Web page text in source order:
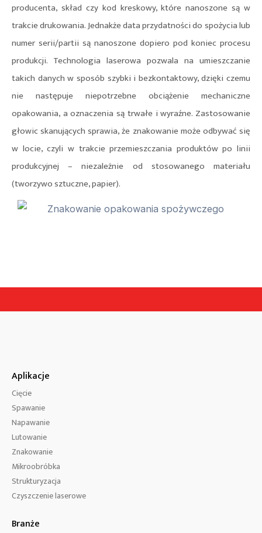
producenta, skład czy kod kreskowy, które nanoszone są w
trakcie drukowania. Jednakże data przydatności do spożycia lub
numer serii/partii są nanoszone dopiero pod koniec procesu
produkcji. Technologia laserowa pozwala na umieszczanie
takich danych w sposób szybki i bezkontaktowy, dzięki czemu
nie następuje niepotrzebne obciążenie mechaniczne
opakowania, a oznaczenia są trwałe i wyraźne. Zastosowanie
głowic skanujących sprawia, że znakowanie może odbywać się
w locie, czyli w trakcie przemieszczania produktów po linii
produkcyjnej – niezależnie od stosowanego materiału
(tworzywo sztuczne, papier).
Aplikacje
Cięcie
Spawanie
Napawanie
Lutowanie
Znakowanie
Mikroobróbka
Strukturyzacja
Czyszczenie laserowe
Branże